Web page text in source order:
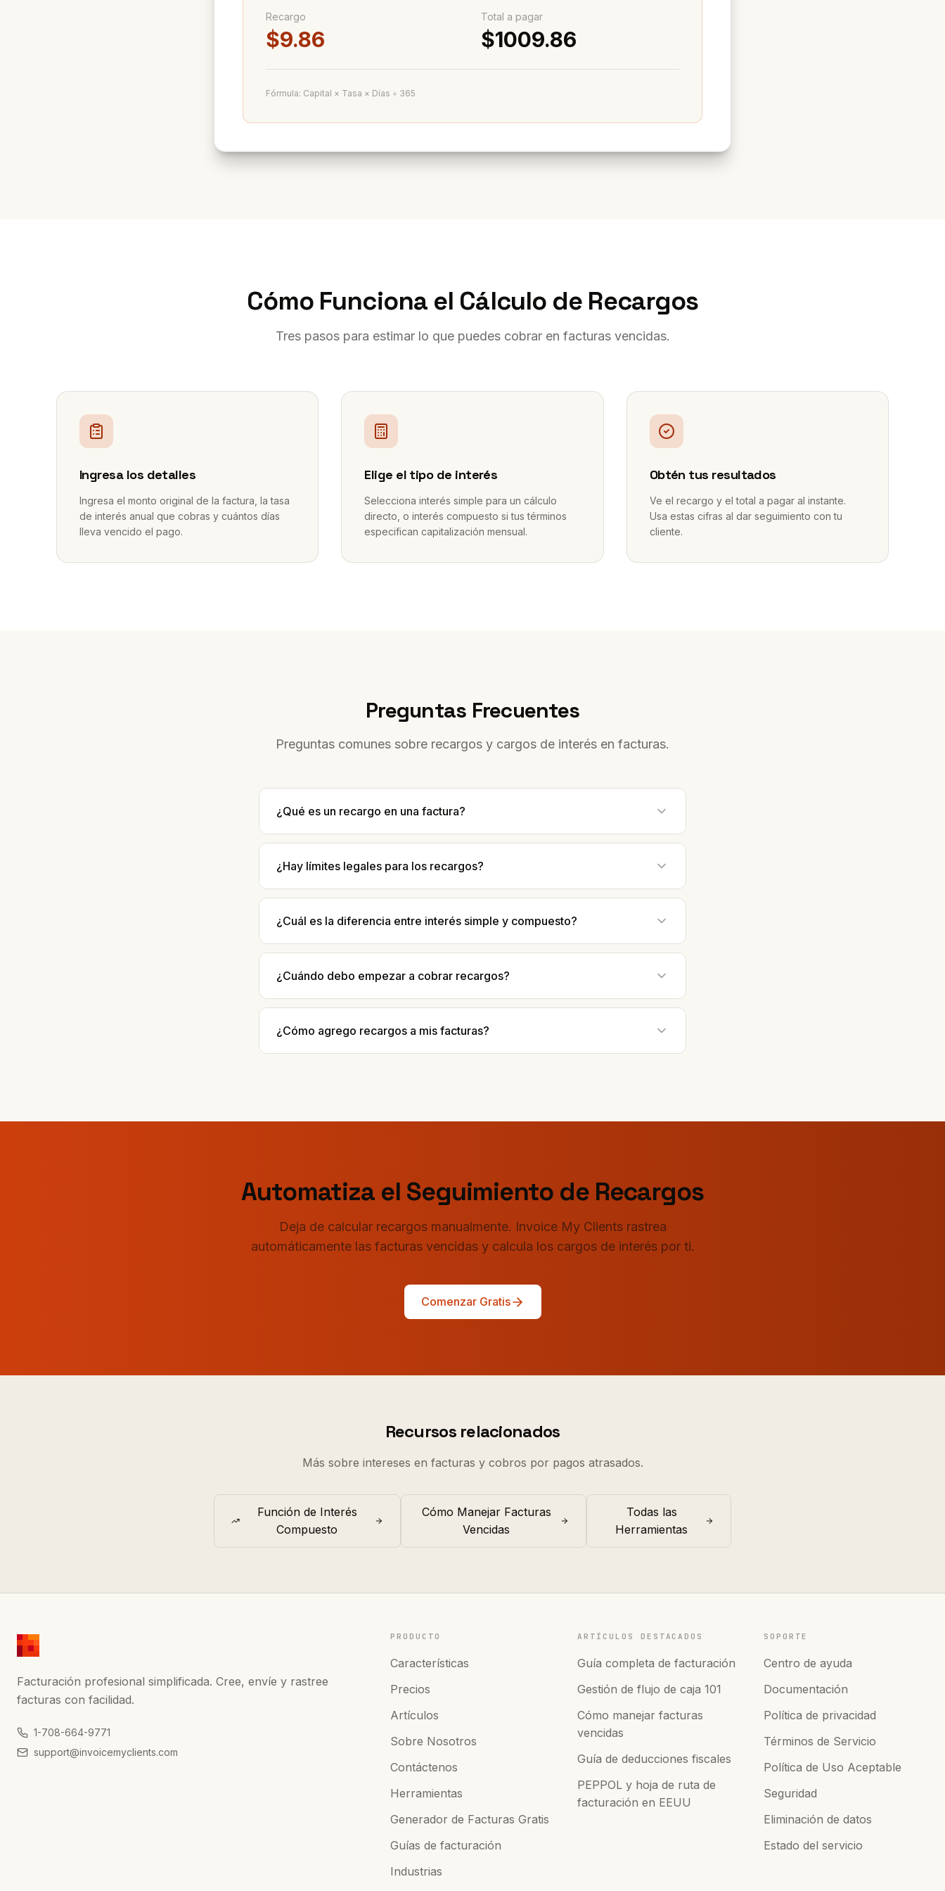
Recargo
$9.86
Total a pagar
$1009.86
Fórmula: Capital × Tasa × Días ÷ 365
Cómo Funciona el Cálculo de Recargos
Tres pasos para estimar lo que puedes cobrar en facturas vencidas.
Ingresa los detalles
Ingresa el monto original de la factura, la tasa
de interés anual que cobras y cuántos días
lleva vencido el pago.
Elige el tipo de interés
Selecciona interés simple para un cálculo
directo, o interés compuesto si tus términos
especifican capitalización mensual.
Obtén tus resultados
Ve el recargo y el total a pagar al instante.
Usa estas cifras al dar seguimiento con tu
cliente.
Preguntas Frecuentes
Preguntas comunes sobre recargos y cargos de interés en facturas.
¿Qué es un recargo en una factura?
¿Hay límites legales para los recargos?
¿Cuál es la diferencia entre interés simple y compuesto?
¿Cuándo debo empezar a cobrar recargos?
¿Cómo agrego recargos a mis facturas?
Automatiza el Seguimiento de Recargos
Deja de calcular recargos manualmente. Invoice My Clients rastrea
automáticamente las facturas vencidas y calcula los cargos de interés por ti.
Comenzar Gratis
Recursos relacionados
Más sobre intereses en facturas y cobros por pagos atrasados.
Función de Interés
Compuesto
Cómo Manejar Facturas
Vencidas
Todas las
Herramientas
Facturación profesional simplificada. Cree, envíe y rastree
facturas con facilidad.
1-708-664-9771
support@invoicemyclients.com
PRODUCTO
Características
Precios
Artículos
Sobre Nosotros
Contáctenos
Herramientas
Generador de Facturas Gratis
Guías de facturación
Industrias
ARTÍCULOS DESTACADOS
Guía completa de facturación
Gestión de flujo de caja 101
Cómo manejar facturas
vencidas
Guía de deducciones fiscales
PEPPOL y hoja de ruta de
facturación en EEUU
SOPORTE
Centro de ayuda
Documentación
Política de privacidad
Términos de Servicio
Política de Uso Aceptable
Seguridad
Eliminación de datos
Estado del servicio